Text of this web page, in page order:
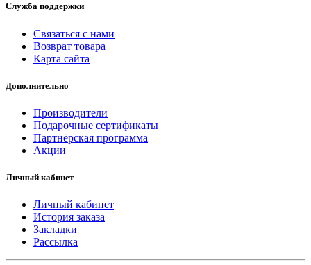
Служба поддержки
Связаться с нами
Возврат товара
Карта сайта
Дополнительно
Производители
Подарочные сертификаты
Партнёрская программа
Акции
Личный кабинет
Личный кабинет
История заказа
Закладки
Рассылка